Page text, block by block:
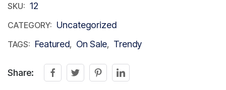
SKU: 12
CATEGORY: Uncategorized
TAGS: Featured, On Sale, Trendy
Share: